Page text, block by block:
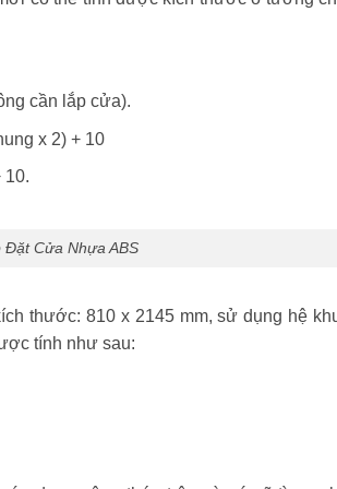
cần lắp cửa).
x 2) + 10
10.
Cửa Nhựa ABS
thước: 810 x 2145 mm, sử dụng hệ
tính như sau: